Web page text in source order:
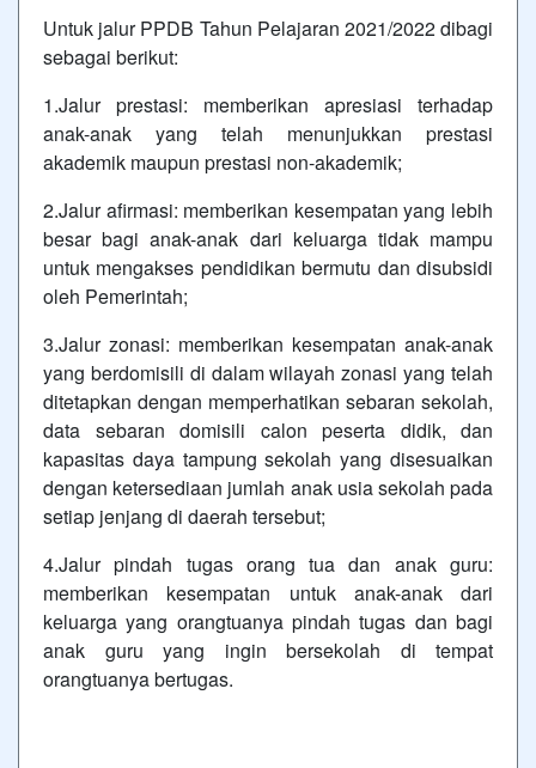
Untuk jalur PPDB Tahun Pelajaran 2021/2022 dibagi
sebagai berikut:
1.Jalur prestasi: memberikan apresiasi terhadap
anak-anak yang telah menunjukkan prestasi
akademik maupun prestasi non-akademik;
2.Jalur afirmasi: memberikan kesempatan yang lebih
besar bagi anak-anak dari keluarga tidak mampu
untuk mengakses pendidikan bermutu dan disubsidi
oleh Pemerintah;
3.Jalur zonasi: memberikan kesempatan anak-anak
yang berdomisili di dalam wilayah zonasi yang telah
ditetapkan dengan memperhatikan sebaran sekolah,
data sebaran domisili calon peserta didik, dan
kapasitas daya tampung sekolah yang disesuaikan
dengan ketersediaan jumlah anak usia sekolah pada
setiap jenjang di daerah tersebut;
4.Jalur pindah tugas orang tua dan anak guru:
memberikan kesempatan untuk anak-anak dari
keluarga yang orangtuanya pindah tugas dan bagi
anak guru yang ingin bersekolah di tempat
orangtuanya bertugas.